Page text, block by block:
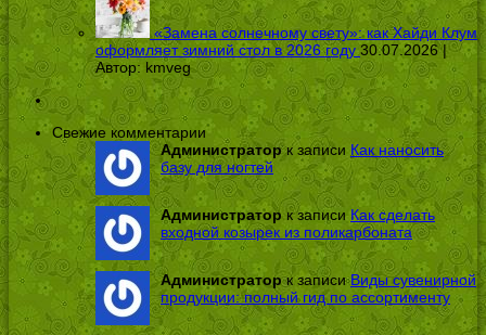
«Замена солнечному свету»: как Хайди Клум
оформляет зимний стол в 2026 году 30.07.2026 |
Автор: kmveg
Свежие комментарии
Администраторк записи Как наносить
базу для ногтей
Администраторк записиКак сделать
входной козырек из поликарбоната
Администраторк записиВиды сувенирной
продукции: полный гид по ассортименту